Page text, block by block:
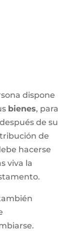
dispone
bienes, para
de su
de
hacerse
viva la